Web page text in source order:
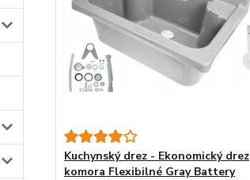
Kuchynský drez - Ekonomický drez
komora Flexibilné Gray Battery